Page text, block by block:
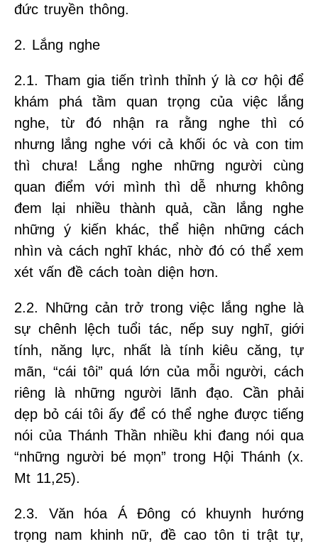
đức truyền thông.
2. Lắng nghe
2.1. Tham gia tiến trình thỉnh ý là cơ hội để
khám phá tầm quan trọng của việc lắng
nghe, từ đó nhận ra rằng nghe thì có
nhưng lắng nghe với cả khối óc và con tim
thì chưa! Lắng nghe những người cùng
quan điểm với mình thì dễ nhưng không
đem lại nhiều thành quả, cần lắng nghe
những ý kiến khác, thể hiện những cách
nhìn và cách nghĩ khác, nhờ đó có thể xem
xét vấn đề cách toàn diện hơn.
2.2. Những cản trở trong việc lắng nghe là
sự chênh lệch tuổi tác, nếp suy nghĩ, giới
tính, năng lực, nhất là tính kiêu căng, tự
mãn, “cái tôi” quá lớn của mỗi người, cách
riêng là những người lãnh đạo. Cần phải
dẹp bỏ cái tôi ấy để có thể nghe được tiếng
nói của Thánh Thần nhiều khi đang nói qua
“những người bé mọn” trong Hội Thánh (x.
Mt 11,25).
2.3. Văn hóa Á Đông có khuynh hướng
trọng nam khinh nữ, đề cao tôn ti trật tự,